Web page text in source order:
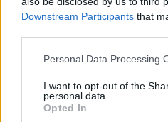
Downstream Participants that
Please note that this website/
not limited to your visit or usage
grant or deny consent to
use your data for below
Personal Data Processing
I want to opt-out of the
personal data.
Opted In
NECROLOGIE
Mario Malu